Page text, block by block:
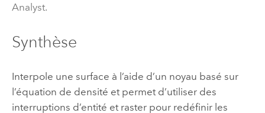
Analyst.
Synthèse
Interpole une surface à l’aide d’un noyau basé sur
l’équation de densité et permet d’utiliser des
interruptions d’entité et raster pour redéfinir les